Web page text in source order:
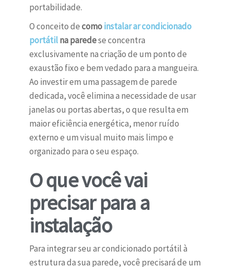
portabilidade.
O conceito decomoinstalar ar condicionado
portátilna paredese concentra
exclusivamente na criação de um ponto de
exaustão fixo e bem vedado para a mangueira.
Ao investir em uma passagem de parede
dedicada, você elimina a necessidade de usar
janelas ou portas abertas, o que resulta em
maior eficiência energética, menor ruído
externo e um visual muito mais limpo e
organizado para o seu espaço.
O que você vai
precisar para a
instalação
Para integrar seu ar condicionado portátil à
estrutura da sua parede, você precisará de um